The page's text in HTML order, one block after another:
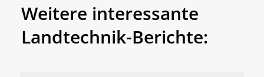
Weitere interessante
Landtechnik-Berichte: